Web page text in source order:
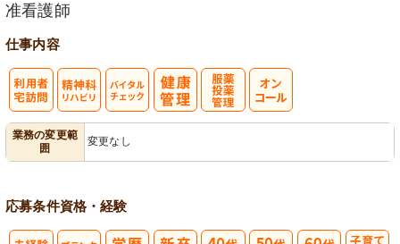
准看護師
仕事内容
業務の変更範
囲
変更なし
応募条件資格・経験